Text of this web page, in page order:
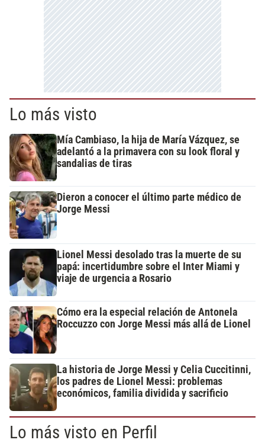
Lo más visto
Mía Cambiaso, la hija de María Vázquez, se
adelantó a la primavera con su look floral y
sandalias de tiras
Dieron a conocer el último parte médico de
Jorge Messi
Lionel Messi desolado tras la muerte de su
papá: incertidumbre sobre el Inter Miami y
viaje de urgencia a Rosario
Cómo era la especial relación de Antonela
Roccuzzo con Jorge Messi más allá de Lionel
La historia de Jorge Messi y Celia Cuccitinni,
los padres de Lionel Messi: problemas
económicos, familia dividida y sacrificio
Lo más visto en Perfil